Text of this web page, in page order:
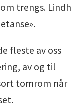
trengs. Lindh
fleste av oss
av og til
tomrom når